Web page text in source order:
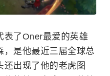
表了Oner最爱的英雄
是他最近三届全球总
还出现了他的老虎图